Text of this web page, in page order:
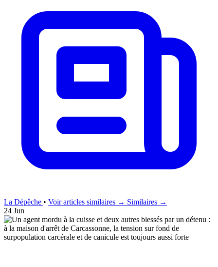
La Dépêche • Voir articles similaires → Similaires →
24 Jun